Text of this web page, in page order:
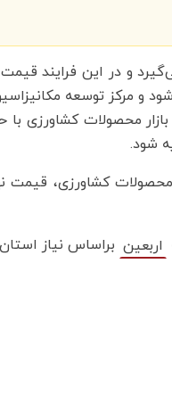
و در این فرایند
و مرکز توسعه
محصولات کشاورزی با
شود.
کشاورزی، قیمت
اربعین براساس نیاز